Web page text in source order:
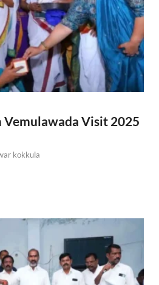
Visit 2025
kokkula